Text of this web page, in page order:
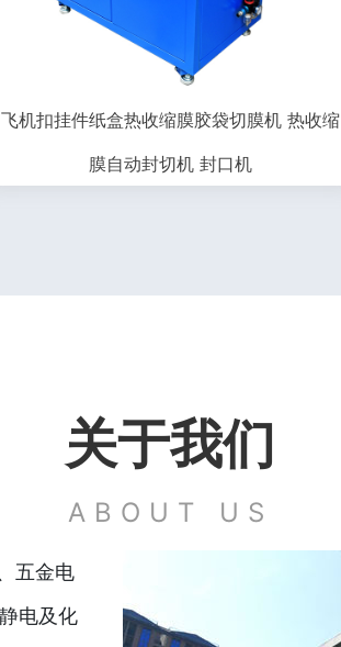
飞机扣挂件纸盒热收缩膜胶袋切膜机 热收缩
膜自动封切机 封口机
关于我们
ABOUT US
五金电
电及化